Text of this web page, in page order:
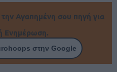
την Αγαπημένη σου πηγή για
Ενημέρωση.
στην Google